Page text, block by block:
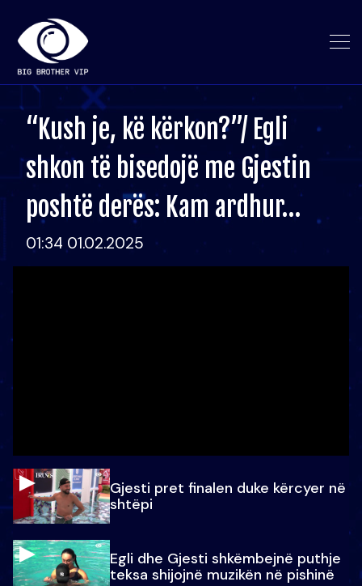
“Kush je, kë kërkon?”/ Egli
shkon të bisedojë me Gjestin
poshtë derës: Kam ardhur…
01:34 01.02.2025
Gjesti pret finalen duke kërcyer në
shtëpi
Egli dhe Gjesti shkëmbejnë puthje
teksa shijojnë muzikën në pishinë